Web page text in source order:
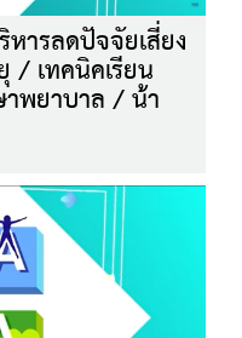
ารลดปัจจัยเสี่ยง
/ เทคนิคเรียน
พยาบาล / น้า